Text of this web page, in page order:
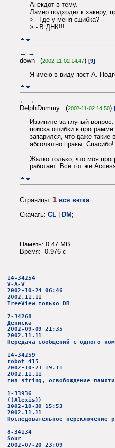
Анекдот в тему.
Ламер подходик к хакеру,
> - Где у меня ошибка?
> - В ДНК!!!
← →
down (2002-11-02 14:47) [9]
Я имею в виду пост А.
← →
DelphiDummy (2002-11-02 14:50)
Извините за глупый
поиска ошибки в
запарился, что даже
абсолютно правы. Спасибо!
Жалко только, что моя
работает. Все тот же
Страницы: 1 вся ветка
Скачать: CL DM ;
Память: 0.47 MB
Время: -0.976 c
14-34254
V-A-V
2002-10-24 06:46
2002.11.11
TreeView только DB
7-34268
Дениска
2002-09-09 21:35
2002.11.11
Передача сообщений с одного
14-34259
robot 415
2002-10-23 19:11
2002.11.11
тип string, освобождение памяти
1-33936
((Alexis))
2002-10-30 15:53
2002.11.11
Последовательное переключение
8-34134
Sour
2002-07-20 23:09